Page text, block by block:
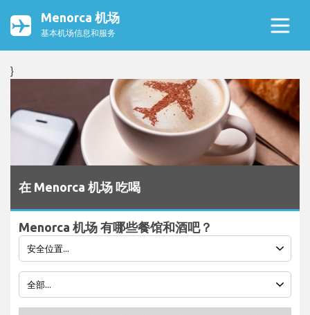
Menorca 机场
基本机场信息和服务
}
在 Menorca 机场 吃喝
Menorca 机场 有哪些餐馆和酒吧？